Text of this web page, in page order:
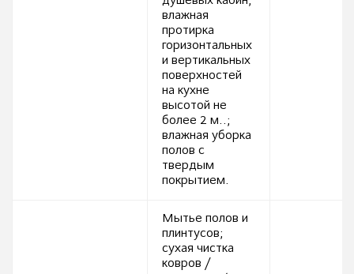
влажная
протирка
горизонтальных
и вертикальных
поверхностей
на кухне
высотой не
более 2 м..;
влажная уборка
полов с
твердым
покрытием.
Мытье полов и
плинтусов;
сухая чистка
ковров /